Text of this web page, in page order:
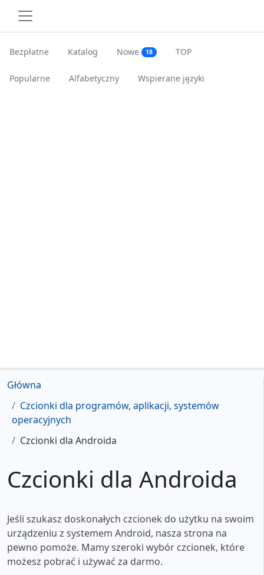
Bezpłatne Katalog Nowe 18 TOP
Popularne Alfabetyczny Wspierane języki
Główna
Czcionki dla programów, aplikacji, systemów
operacyjnych
Czcionki dla Androida
Czcionki dla Androida
Jeśli szukasz doskonałych czcionek do użytku na swoim
urządzeniu z systemem Android, nasza strona na
pewno pomoże. Mamy szeroki wybór czcionek, które
możesz pobrać i używać za darmo.